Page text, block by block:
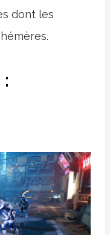
dont les